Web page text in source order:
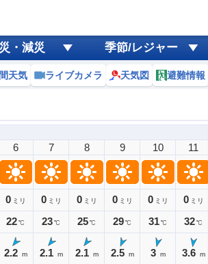
・減災 季節/レジャー
天気 ライブカメラ 天気図 避難情報
6
0 ミリ
22℃
2.2 m
7
0 ミリ
23℃
2.1 m
8
0 ミリ
25℃
2.1 m
9
0 ミリ
29℃
2.5 m
10
0 ミリ
31℃
3 m
11
0 ミリ
32℃
3.6 m